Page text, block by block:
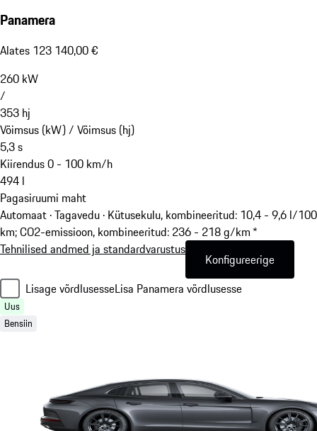
Panamera
Alates 123 140,00 €
260 kW
/
353 hj
Võimsus (kW) / Võimsus (hj)
5,3s
Kiirendus 0 - 100 km/h
494 l
Pagasiruumi maht
Automaat · Tagavedu · Kütusekulu, kombineeritud: 10,4 - 9,6 l/100
km; CO2-emissioon, kombineeritud: 236 - 218 g/km *
Tehnilised andmed ja standardvarustus
Konfigureerige
Lisage võrdlusesseLisa Panamera võrdlusesse
Uus
Bensiin